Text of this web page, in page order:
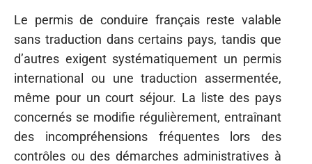
Le permis de conduire français reste valable
sans traduction dans certains pays, tandis que
d’autres exigent systématiquement un permis
international ou une traduction assermentée,
même pour un court séjour. La liste des pays
concernés se modifie régulièrement, entraînant
des incompréhensions fréquentes lors des
contrôles ou des démarches administratives à